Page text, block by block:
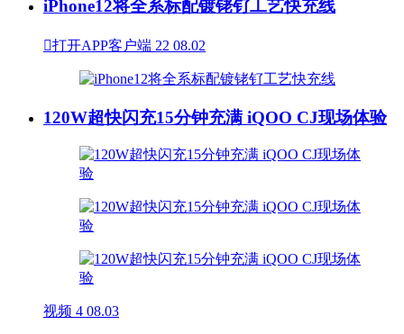
iPhone12将全系标配镀铑钌工艺快充线
打开APP客户端 22 08.02
120W超快闪充15分钟充满 iQOO CJ现场体验
视频 4 08.03